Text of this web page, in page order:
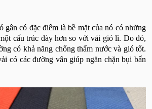
gân có đặc điểm là bề mặt của nó có những
cấu trúc dày hơn so với vải gió lì. Do đó,
có khả năng chống thấm nước và gió tốt.
có các đường vân giúp ngăn chặn bụi bẩn